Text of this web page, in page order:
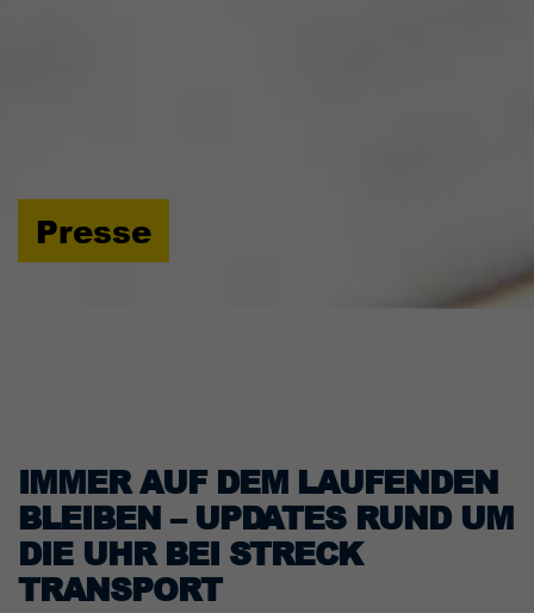
Presse
IMMER AUF DEM LAUFENDEN
BLEIBEN – UPDATES RUND UM
DIE UHR BEI STRECK
TRANSPORT